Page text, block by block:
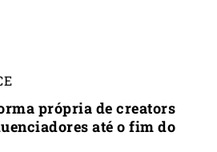
própria de creators
até o fim do